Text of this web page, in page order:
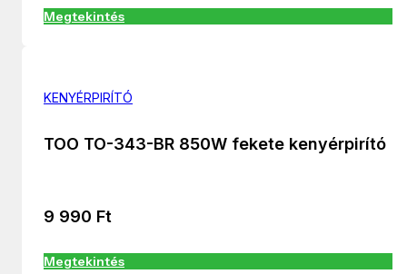
Megtekintés
KENYÉRPIRÍTÓ
TOO TO-343-BR 850W fekete kenyérpirító
9 990 Ft
Megtekintés